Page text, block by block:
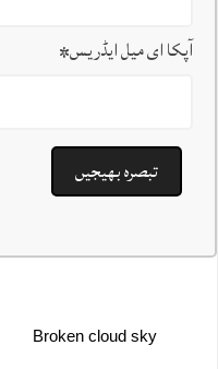
آپکا ای میل ایڈریس*
Broken cloud sky